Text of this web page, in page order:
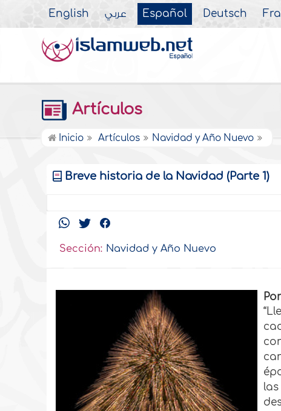
English عربي Español Deutsch
Artículos
Inicio Artículos Navidad y Año Nuevo
Breve historia de la Navidad (Parte 1)
Sección: Navidad y Año Nuevo